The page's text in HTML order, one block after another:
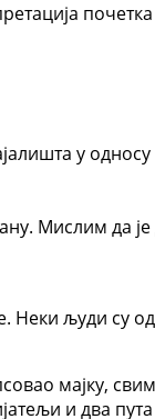
у
Мислим да
Неки људи су
мајку,
и два